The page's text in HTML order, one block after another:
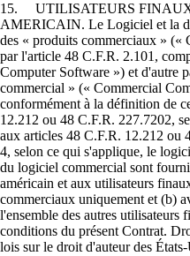
15. UTILISATEURS
AMERICAIN. Le Logiciel et la
des « produits commerciaux » («
par l'article 48 C.F.R. 2.101,
Computer Software ») et d'autre
commercial » (« Commercial
conformément à la définition de
12.212 ou 48 C.F.R. 227.7202,
aux articles 48 C.F.R. 12.212 ou
4, selon ce qui s'applique, le
du logiciel commercial sont
américain et aux utilisateurs
commerciaux uniquement et (b)
l'ensemble des autres utilisateurs
conditions du présent Contrat.
lois sur le droit d'auteur des